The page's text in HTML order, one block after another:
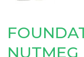
NUTMEG